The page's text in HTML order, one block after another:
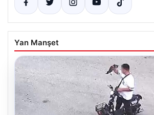
Yan Manşet